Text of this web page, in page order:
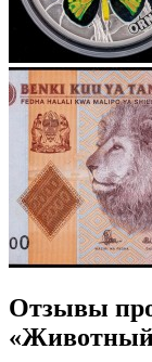
Отзывы
«Животный